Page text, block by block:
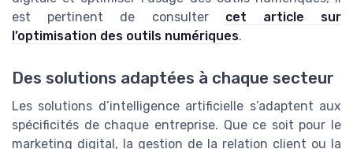
est pertinent de consulter cet article sur
l’optimisation des outils numériques.
Des solutions adaptées à chaque secteur
Les solutions d’intelligence artificielle s’adaptent aux
spécificités de chaque entreprise. Que ce soit pour le
marketing digital, la gestion de la relation client ou la